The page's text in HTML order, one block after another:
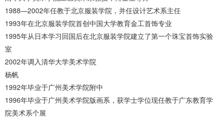
1988—2002年任教于北京服装学院，并任设计艺术系主任
1993年在北京服装学院首创中国大学教育金工首饰专业
1995年从日本学习回国后在北京服装学院建立了第一个珠宝首饰实验
室
2002年调入清华大学美术学院
杨帆
1992年毕业于广州美术学院附中
1996年毕业于广州美术学院版画系，获学士学位现任教于广东教育学
院美术系个展